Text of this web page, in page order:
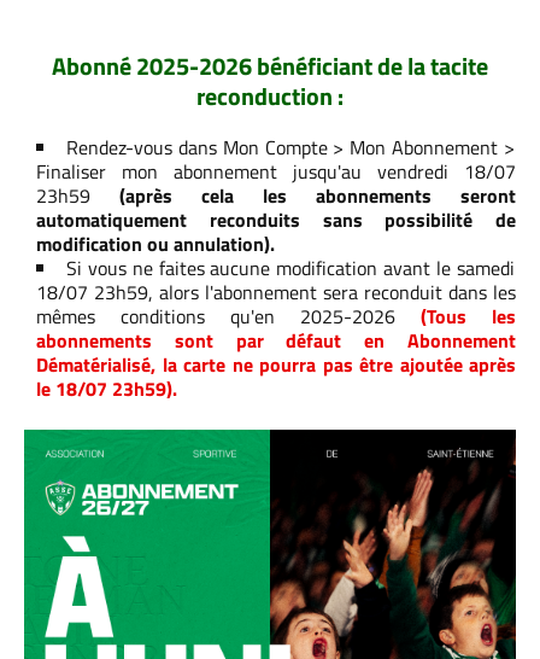
Abonné 2025-2026 bénéficiant de la tacite
reconduction:
Rendez-vous dans Mon Compte > Mon Abonnement >
Finaliser mon abonnement jusqu'au vendredi 18/07
23h59 (après cela les abonnements seront
automatiquement reconduits sans possibilité de
modification ou annulation).
Si vous ne faites aucune modification avant le samedi
18/07 23h59, alors l'abonnement sera reconduit dans les
mêmes conditions qu'en 2025-2026 (Tous les
abonnements sont par défaut en Abonnement
Dématérialisé, la carte ne pourra pas être ajoutée après
le 18/07 23h59).